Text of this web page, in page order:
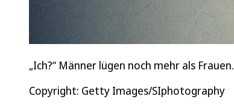
„Ich?“ Männer lügen noch mehr als Frauen.
Copyright: Getty Images/SIphotography